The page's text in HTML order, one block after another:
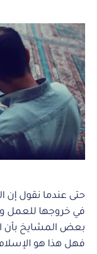
حتى عندما نقول إن
في خروجها للعمل
بعض المشايخ بأن
فهل هذا هو